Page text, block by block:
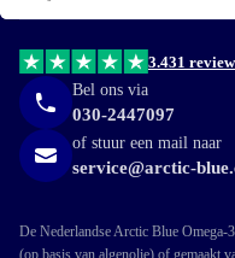
3.431
Bel ons via
030-2447097
of stuur een mail naar
service@arctic-
De Nederlandse Arctic Blue Omega-
(op basis van algenolie) of gemaakt